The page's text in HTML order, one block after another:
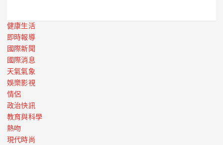
健康生活
即時報導
國際新聞
國際消息
天氣氣象
娛樂影視
情侶
政治快訊
教育與科學
熱吻
現代時尚